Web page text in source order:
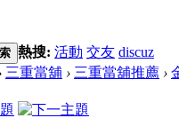
熱搜: 活動 交友 discuz
三重當舖 › 三重當舖推薦 ›